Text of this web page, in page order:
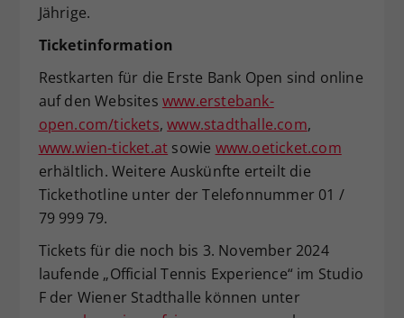
Jährige.
Ticketinformation
Restkarten für die Erste Bank Open sind online
auf den Websites www.erstebank-
open.com/tickets,www.stadthalle.com,
www.wien-ticket.at sowie www.oeticket.com
erhältlich. Weitere Auskünfte erteilt die
Tickethotline unter der Telefonnummer 01 /
79 999 79.
Tickets für die noch bis 3. November 2024
laufende „Official Tennis Experience“ im Studio
F der Wiener Stadthalle können unter